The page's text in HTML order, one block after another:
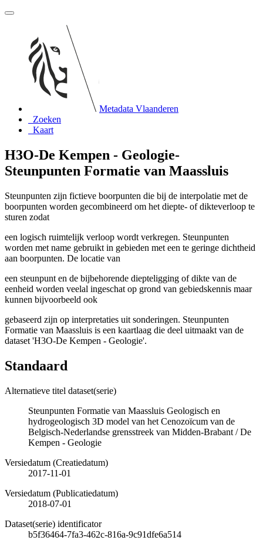
Metadata Vlaanderen
Zoeken
Kaart
H3O-De Kempen - Geologie-
Steunpunten Formatie van Maassluis
Steunpunten zijn fictieve boorpunten die bij de interpolatie met de
boorpunten worden gecombineerd om het diepte- of dikteverloop te
sturen zodat
een logisch ruimtelijk verloop wordt verkregen. Steunpunten
worden met name gebruikt in gebieden met een te geringe dichtheid
aan boorpunten. De locatie van
een steunpunt en de bijbehorende diepteligging of dikte van de
eenheid worden veelal ingeschat op grond van gebiedskennis maar
kunnen bijvoorbeeld ook
gebaseerd zijn op interpretaties uit sonderingen. Steunpunten
Formatie van Maassluis is een kaartlaag die deel uitmaakt van de
dataset 'H3O-De Kempen - Geologie'.
Standaard
Alternatieve titel dataset(serie)
Steunpunten Formatie van Maassluis Geologisch en
hydrogeologisch 3D model van het Cenozoïcum van de
Belgisch-Nederlandse grensstreek van Midden-Brabant / De
Kempen - Geologie
Versiedatum (Creatiedatum)
2017-11-01
Versiedatum (Publicatiedatum)
2018-07-01
Dataset(serie) identificator
b5f36464-7fa3-462c-816a-9c91dfe6a514